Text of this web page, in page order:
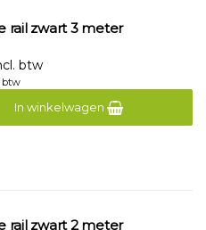
rail zwart 3 meter
btw
btw
In winkelwagen
rail zwart 2 meter